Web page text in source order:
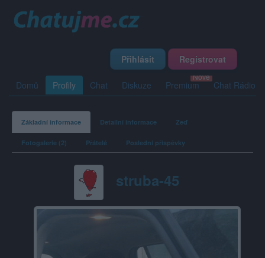
Přihlásit Registrovat
Domů Profily Chat Diskuze Premium Chat Rádio
Základní informace Detailní informace Zeď
Fotogalerie (2) Přátelé Poslední příspěvky
struba-45